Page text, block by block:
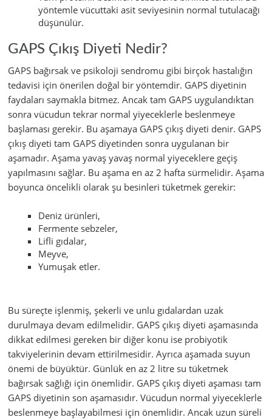
yöntemle vücuttaki asit seviyesinin normal tutulacağı
düşünülür.
GAPS Çıkış Diyeti Nedir?
GAPS bağırsak ve psikoloji sendromu gibi birçok hastalığın
tedavisi için önerilen doğal bir yöntemdir. GAPS diyetinin
faydaları saymakla bitmez. Ancak tam GAPS uygulandıktan
sonra vücudun tekrar normal yiyeceklerle beslenmeye
başlaması gerekir. Bu aşamaya GAPS çıkış diyeti denir. GAPS
çıkış diyeti tam GAPS diyetinden sonra uygulanan bir
aşamadır. Aşama yavaş yavaş normal yiyeceklere geçiş
yapılmasını sağlar. Bu aşama en az 2 hafta sürmelidir. Aşama
boyunca öncelikli olarak şu besinleri tüketmek gerekir:
Deniz ürünleri,
Fermente sebzeler,
Lifli gıdalar,
Meyve,
Yumuşak etler.
Bu süreçte işlenmiş, şekerli ve unlu gıdalardan uzak
durulmaya devam edilmelidir. GAPS çıkış diyeti aşamasında
dikkat edilmesi gereken bir diğer konu ise probiyotik
takviyelerinin devam ettirilmesidir. Ayrıca aşamada suyun
önemi de büyüktür. Günlük en az 2 litre su tüketmek
bağırsak sağlığı için önemlidir. GAPS çıkış diyeti aşaması tam
GAPS diyetinin son aşamasıdır. Vücudun normal yiyeceklerle
beslenmeye başlayabilmesi için önemlidir. Ancak uzun süreli